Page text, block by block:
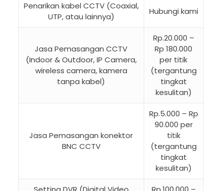
Penarikan kabel CCTV (Coaxial,
UTP, atau lainnya)
Hubungi kami
Jasa Pemasangan CCTV
(Indoor & Outdoor, IP Camera,
wireless camera, kamera
tanpa kabel)
Rp.20.000 –
Rp 180.000
per titik
(tergantung
tingkat
kesulitan)
Jasa Pemasangan konektor
BNC CCTV
Rp.5.000 – Rp
90.000 per
titik
(tergantung
tingkat
kesulitan)